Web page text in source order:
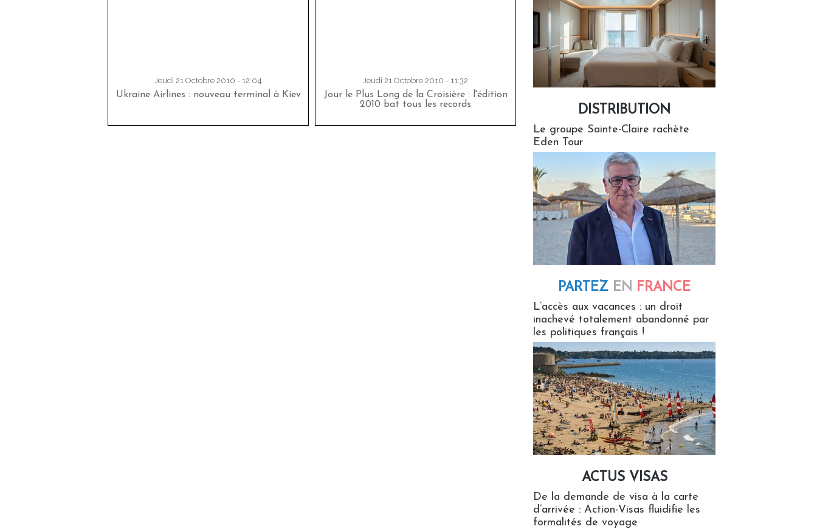
Jeudi 21 Octobre 2010 - 12:04
Ukraine Airlines : nouveau terminal à Kiev
Jeudi 21 Octobre 2010 - 11:32
Jour le Plus Long de la Croisière : l'édition
2010 bat tous les records
DISTRIBUTION
Le groupe Sainte-Claire rachète
Eden Tour
PARTEZ EN FRANCE
L’accès aux vacances : un droit
inachevé totalement abandonné par
les politiques français !
ACTUS VISAS
De la demande de visa à la carte
d’arrivée : Action-Visas fluidifie les
formalités de voyage